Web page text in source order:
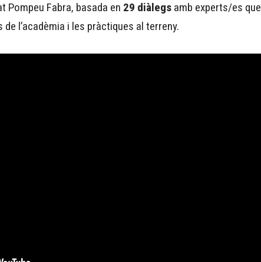
Pompeu Fabra, basada en 29 diàlegs amb experts/es que
l’acadèmia i les pràctiques al terreny.